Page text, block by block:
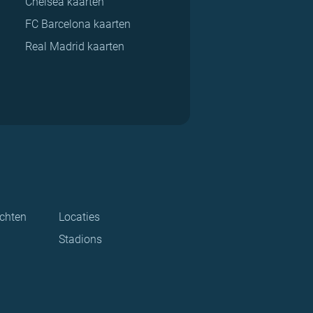
FC Barcelona kaarten
Real Madrid kaarten
Locaties
Stadions